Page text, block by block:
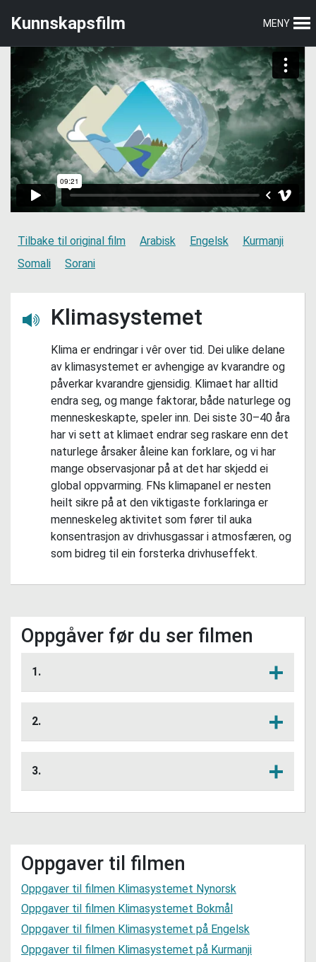
til
til
Kunnskapsfilm MENY
Tilbake til original film Arabisk Engelsk
Kurmanji
Somali
Sorani
Klimasystemet
Klima er endringar i vêr over tid. Dei ulike delane
av klimasystemet er avhengige av kvarandre og
påverkar kvarandre gjensidig. Klimaet har alltid
endra seg, og mange faktorar, både naturlege og
menneskeskapte, speler inn. Dei siste 30–40 åra
har vi sett at klimaet endrar seg raskare enn det
naturlege årsaker åleine kan forklare, og vi har
mange observasjonar på at det har skjedd ei
global oppvarming. FNs klimapanel er nesten
heilt sikre på at den viktigaste forklaringa er
menneskeleg aktivitet som fører til auka
konsentrasjon av drivhusgassar i atmosfæren, og
som bidreg til ein forsterka drivhuseffekt.
Lytt her
Oppgåver før du ser filmen
1.
2.
3.
tusenvis av år?
Oppgaver til filmen
Oppgaver til filmen Klimasystemet Nynorsk
Oppgaver til filmen Klimasystemet Bokmål
Oppgaver til filmen Klimasystemet på Engelsk
Oppgaver til filmen Klimasystemet på Kurmanji